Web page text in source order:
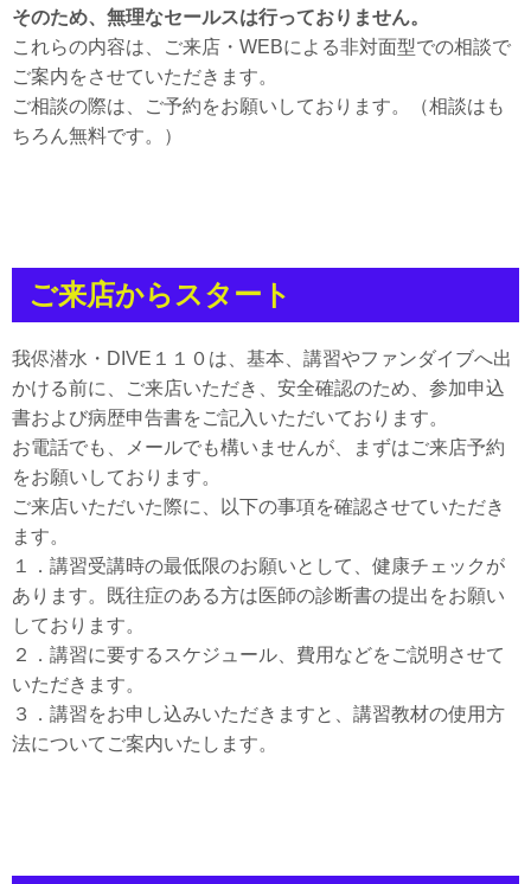
そのため、無理なセールスは行っておりません。
これらの内容は、ご来店・WEBによる非対面型での相談で
ご案内をさせていただきます。
ご相談の際は、ご予約をお願いしております。（相談はも
ちろん無料です。）
ご来店からスタート
我侭潜水・DIVE１１０は、基本、講習やファンダイブへ出
かける前に、ご来店いただき、安全確認のため、参加申込
書および病歴申告書をご記入いただいております。
お電話でも、メールでも構いませんが、まずはご来店予約
をお願いしております。
ご来店いただいた際に、以下の事項を確認させていただき
ます。
１．講習受講時の最低限のお願いとして、健康チェックが
あります。既往症のある方は医師の診断書の提出をお願い
しております。
２．講習に要するスケジュール、費用などをご説明させて
いただきます。
３．講習をお申し込みいただきますと、講習教材の使用方
法についてご案内いたします。